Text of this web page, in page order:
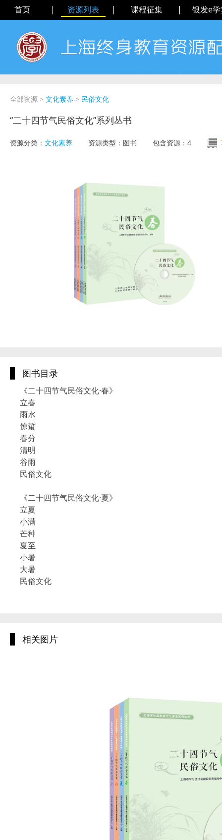
首页 | 资源列表 | 课程征集 | 银发e
全部资源 > 文化素养 > 民俗文化
“二十四节气民俗文化”系列丛书
资源分类： 文化素养 资源类型： 图书 包含资源： 4
图书目录
《二十四节气民俗文化·春》
立春
雨水
惊蜇
春分
清明
谷雨
民俗文化
《二十四节气民俗文化·夏》
立夏
小满
芒种
夏至
小暑
大暑
民俗文化
白露
《二十四节气民俗文化·冬》
相关图片